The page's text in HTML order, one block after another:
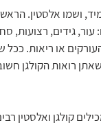
ושמו אלסטין.
גידים, רצועות,
או ריאות. ככל
שאתן רואות הקולגן
קולגן ואלסטין